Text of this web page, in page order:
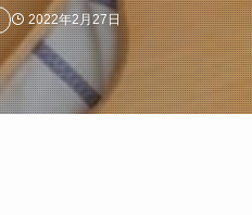
2022年2月27日